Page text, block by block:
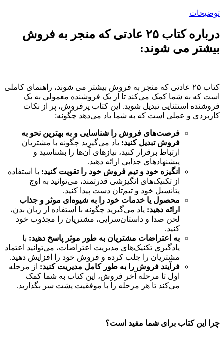
توضیحات
درباره کتاب ۲۵ عادتی که منجر به فروش
بیشتر می شوند:
کتاب ۲۵ عادتی که منجر به فروش بیشتر می شوند، راهنمای کاملی
است که به شما کمک می‌کند تا از یک فروشنده معمولی به یک
فروشنده استثنایی تبدیل شوید. این کتاب پرفروش، پر از نکات
کاربردی و عملی است که به شما یاد می‌دهد چگونه:
فرصت‌های فروش را شناسایی و به بهترین نحو به
فروش تبدیل کنید: یاد می‌گیرید چگونه با مشتریان
ارتباط برقرار کنید، نیازهای آن‌ها را بشناسید و
پیشنهادهای جذابی ارائه دهید.
انگیزه خود و تیم فروش خود را تقویت کنید: با استفاده
از تکنیک‌های انگیزشی قدرتمند، می‌توانید به اوج
پتانسیل خود و تیم‌تان دست پیدا کنید.
محصول یا خدمات خود را به شیوه‌ای موثر و جذاب
ارائه دهید: یاد می‌گیرید چگونه با استفاده از زبان بدن،
لحن صدا و داستان‌سرایی، مشتریان را مجذوب خود
کنید.
به اعتراضات مشتریان به طور موثر پاسخ دهید: با
یادگیری تکنیک‌های مدیریت اعتراضات، می‌توانید اعتماد
مشتریان را جلب کرده و فروش خود را افزایش دهید.
فرآیند فروش را به طور کامل مدیریت کنید: از مرحله
اول تا مرحله آخر فروش، این کتاب به شما کمک
می‌کند تا هر مرحله را با موفقیت پشت سر بگذارید.
چرا این کتاب برای شما مفید است؟